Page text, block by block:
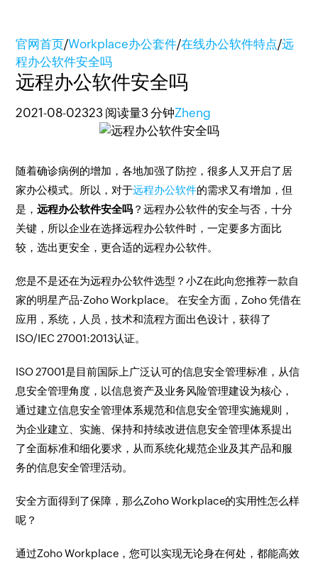
官网首页/Workplace办公套件/在线办公软件特点/远
程办公软件安全吗
远程办公软件安全吗
2021-08-02323 阅读量3 分钟Zheng
随着确诊病例的增加，各地加强了防控，很多人又开启了居
家办公模式。所以，对于远程办公软件的需求又有增加，但
是，远程办公软件安全吗 ？远程办公软件的安全与否，十分
关键，所以企业在选择远程办公软件时，一定要多方面比
较，选出更安全，更合适的远程办公软件。
您是不是还在为远程办公软件选型？小Z在此向您推荐一款自
家的明星产品-Zoho Workplace。 在安全方面，Zoho 凭借在
应用，系统，人员，技术和流程方面出色设计，获得了
ISO/IEC 27001:2013认证。
ISO 27001是目前国际上广泛认可的信息安全管理标准，从信
息安全管理角度，以信息资产及业务风险管理建设为核心，
通过建立信息安全管理体系规范和信息安全管理实施规则，
为企业建立、实施、保持和持续改进信息安全管理体系提出
了全面标准和细化要求，从而系统化规范企业及其产品和服
务的信息安全管理活动。
安全方面得到了保障，那么Zoho Workplace的实用性怎么样
呢？
通过Zoho Workplace，您可以实现无论身在何处，都能高效